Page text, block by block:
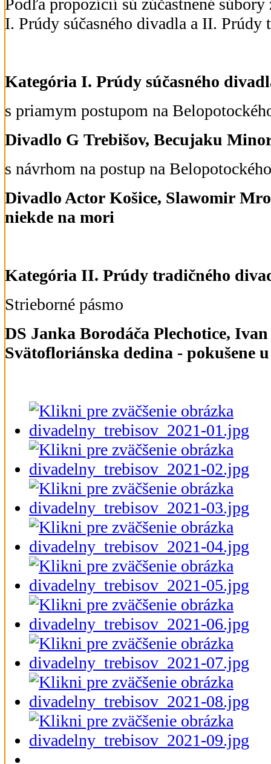
Podľa propozícií sú zúčastnené
I. Prúdy súčasného divadla a II. Prúdy
Kategória I. Prúdy súčasného
s priamym postupom na
Divadlo G Trebišov, Becujaku
s návrhom na postup na
Divadlo Actor Košice, Slawomir
niekde na mori
Kategória II. Prúdy tradičného
Strieborné pásmo
DS Janka Borodáča Plechotice,
Svätofloriánska dedina - pokušene